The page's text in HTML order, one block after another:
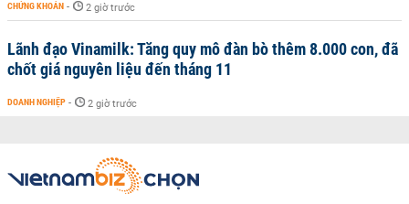
CHỨNG KHOÁN - 2 giờ trước
Lãnh đạo Vinamilk: Tăng quy mô đàn bò thêm 8.000 con, đã
chốt giá nguyên liệu đến tháng 11
DOANH NGHIỆP - 2 giờ trước